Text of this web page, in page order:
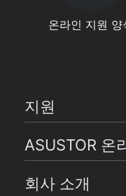
온라인 지원 양
지원
ASUSTOR 온
회사 소개